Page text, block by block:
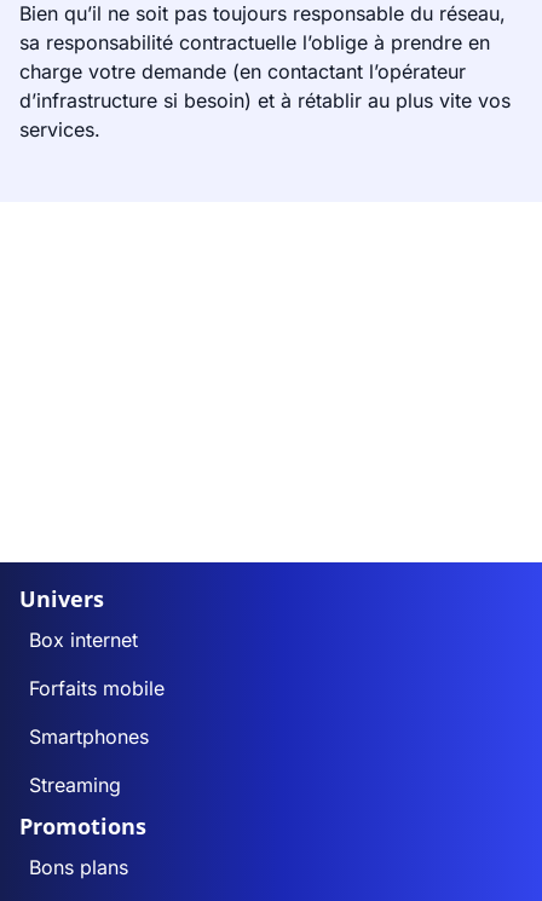
Bien qu’il ne soit pas toujours responsable du réseau,
sa responsabilité contractuelle l’oblige à prendre en
charge votre demande (en contactant l’opérateur
d’infrastructure si besoin) et à rétablir au plus vite vos
services.
Univers
Box internet
Forfaits mobile
Smartphones
Streaming
Promotions
Bons plans